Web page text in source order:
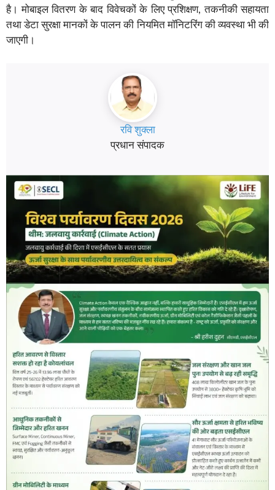
है। मोबाइल वितरण के बाद विवेचकों के लिए प्रशिक्षण, तकनीकी सहायता
तथा डेटा सुरक्षा मानकों के पालन की नियमित मॉनिटरिंग की व्यवस्था भी की
जाएगी।
रवि शुक्ला
प्रधान संपादक